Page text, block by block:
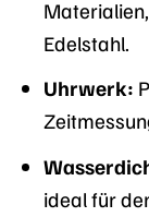
Edelstahl.
Uhrwerk:
ideal für